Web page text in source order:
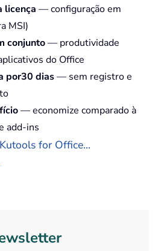
licença — configuração em
MSI)
conjunto— produtividade
do Office
por30 dias— sem registro e
— economize comparado à
add-ins
for Office...